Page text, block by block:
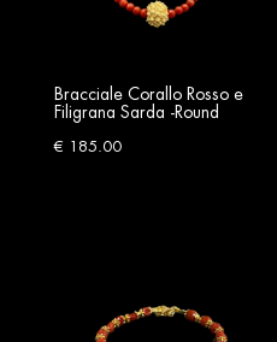
Bracciale Corallo Rosso e
Filigrana Sarda -Round
€ 185.00